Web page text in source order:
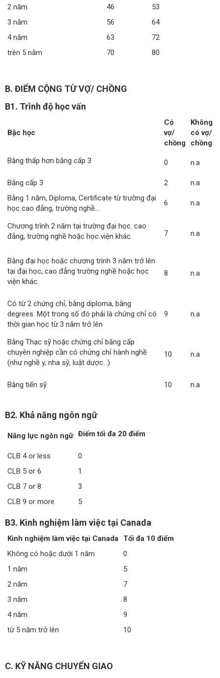
2 năm 46
53
3 năm
56
64
4 năm
63
72
trên 5 năm
70 80
B. ĐIỂM CỘNG TỪ VỢ/ CHỒNG
B1. Trình độ học vấn
Bậc học
Có
vợ/
chồng
Không
có vợ/
chồng
Bằng thấp hơn bằng cấp 3
0 n.a
Bằng cấp 3 2
n.a
Bằng 1 năm, Diploma, Certificate từ trường đại
học cao đẳng, trường nghề...
6 n.a
Chương trình 2 năm tại trường đại học. cao
đẳng, trường nghề hoặc học viện khác
7 n.a
Bằng đại học hoặc chương trình 3 năm trở lên
tại đại học, cao đẳng trường nghề hoặc học
viện khác.
8 n.a
Có từ 2 chứng chỉ, bằng diploma, bằng
degrees. Một trong số đó phải là chứng chỉ có
thời gian học từ 3 năm trở lên
9 n.a
Bằng Thạc sỹ hoặc chứng chỉ bằng cấp
chuyên nghiệp cần có chứng chỉ hành nghề
(như nghề y, nha sỹ, luật dược...)
10 n.a
Bằng tiến sỹ 10 n.a
B2. Khả năng ngôn ngữ
Năng lực ngôn ngữ Điểm tối đa 20 điểm
CLB 4 or less
0
CLB 5 or 6
1
CLB 7 or 8
3
CLB 9 or more
5
B3. Kinh nghiệm làm việc tại Canada
Kinh nghiệm làm việc tại Canada
Tối đa 10 điểm
Không có hoặc dưới 1 năm
0
1 năm
5
2 năm
7
3 năm
8
4 năm
9
từ 5 năm trở lên
10
C. KỸ NĂNG CHUYỂN GIAO